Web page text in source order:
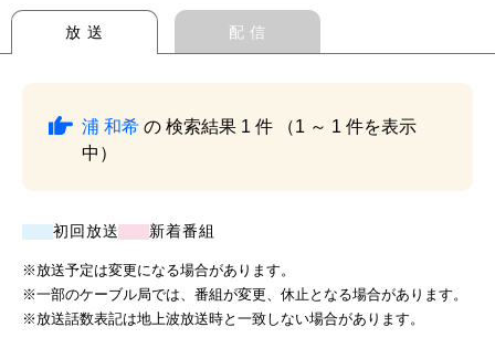
放 送 配 信
浦 和希 の 検索結果 1 件 （1 ～ 1 件を表示
中）
初回放送 新着番組
※放送予定は変更になる場合があります。
※一部のケーブル局では、番組が変更、休止となる場合があります。
※放送話数表記は地上波放送時と一致しない場合があります。